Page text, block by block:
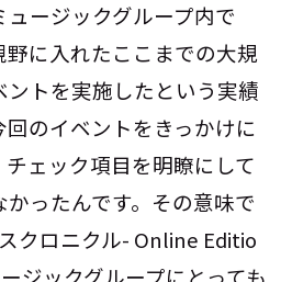
ージックグループ内で
に入れたここまでの大規
トを実施したという実績
のイベントをきっかけに
ェック項目を明瞭にして
ったんです。その意味で
クロニクル- Online Editio